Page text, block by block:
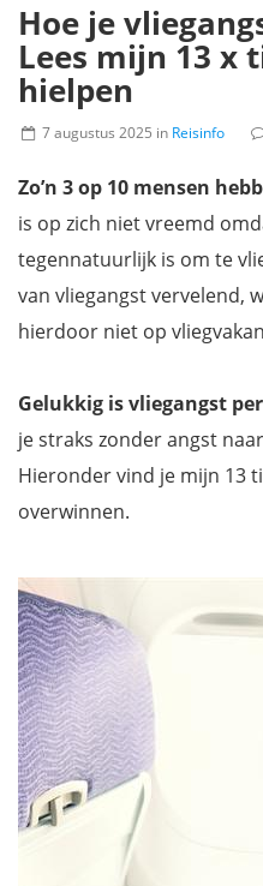
Hoe je
Lees mijn 13 x
hielpen
7 augustus 2025 in Reisinfo
Zo’n 3 op 10 mensen
is op zich niet vreemd
tegennatuurlijk is om te
van vliegangst vervelend,
hierdoor niet op
Gelukkig is vliegangst
je straks zonder angst
Hieronder vind je mijn 13
overwinnen.